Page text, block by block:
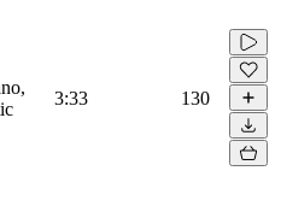
3:33 130